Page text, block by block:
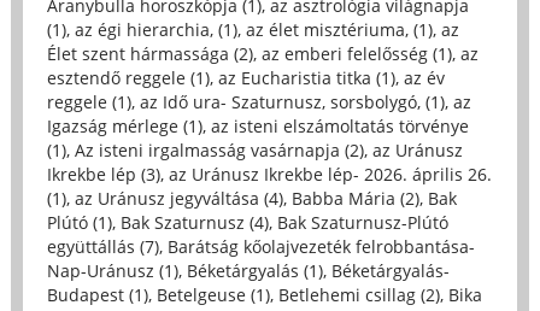
Aranybulla horoszkópja (1), az asztrológia világnapja
(1), az égi hierarchia, (1), az élet misztériuma, (1), az
Élet szent hármassága (2), az emberi felelősség (1), az
esztendő reggele (1), az Eucharistia titka (1), az év
reggele (1), az Idő ura- Szaturnusz, sorsbolygó, (1), az
Igazság mérlege (1), az isteni elszámoltatás törvénye
(1), Az isteni irgalmasság vasárnapja (2), az Uránusz
Ikrekbe lép (3), az Uránusz Ikrekbe lép- 2026. április 26.
(1), az Uránusz jegyváltása (4), Babba Mária (2), Bak
Plútó (1), Bak Szaturnusz (4), Bak Szaturnusz-Plútó
együttállás (7), Barátság kőolajvezeték felrobbantása-
Nap-Uránusz (1), Béketárgyalás (1), Béketárgyalás-
Budapest (1), Betelgeuse (1), Betlehemi csillag (2), Bika